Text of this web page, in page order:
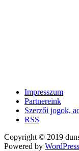
Impresszum
Partnereink
Szerzői jogok,
RSS
Copyright © 2019
Powered by WordPress